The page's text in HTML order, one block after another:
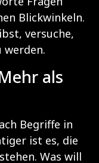
Blickwinkeln.
versuche,
als
Begriffe in
ist es, die
Was will